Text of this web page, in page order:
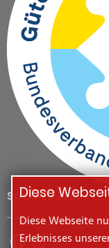
SOCIAL MEDIA
Diese
Diese Webseite
Erlebnisses